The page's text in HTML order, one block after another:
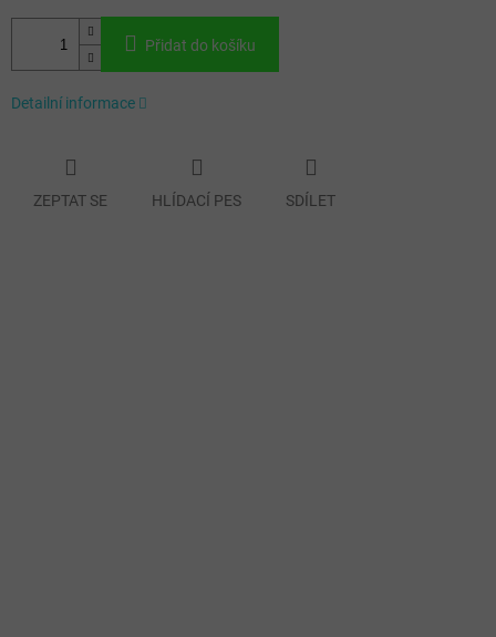
Přidat do košíku
Detailní informace
ZEPTAT SE HLÍDACÍ PES SDÍLET